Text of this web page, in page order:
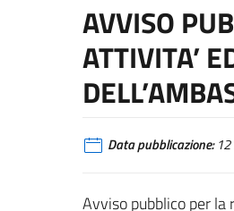
AVVISO
ATTIVITA’
Data pubblicazione:12
Avviso pubblico per la